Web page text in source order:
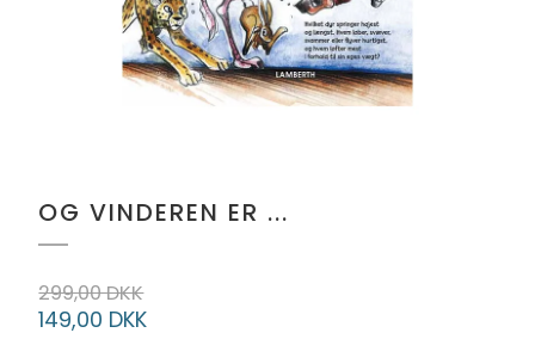
OG VINDEREN ER ...
299,00 DKK
149,00 DKK